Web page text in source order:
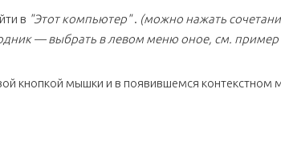
в "Этот компьютер". (можно нажать
— выбрать в левом меню оное, см.
кнопкой мышки и в появившемся контекстном